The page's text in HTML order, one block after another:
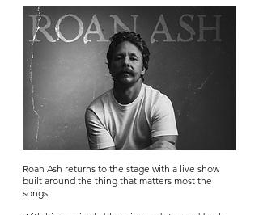
Roan Ash returns to the stage with a live show
built around the thing that matters most the
songs.